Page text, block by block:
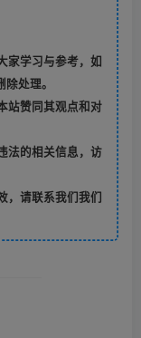
家学习与参考，如
处理。
站赞同其观点和对
法的相关信息，访
，请联系我们我们